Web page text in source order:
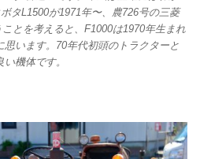
タL1500が1971年〜、農726号の三菱
とを考えると、F1000は1970年生まれ
思います。70年代初頭のトラクターと
機体です。